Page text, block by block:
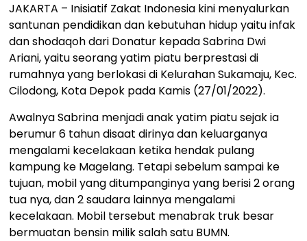
JAKARTA – Inisiatif Zakat Indonesia kini menyalurkan
santunan pendidikan dan kebutuhan hidup yaitu infak
dan shodaqoh dari Donatur kepada Sabrina Dwi
Ariani, yaitu seorang yatim piatu berprestasi di
rumahnya yang berlokasi di Kelurahan Sukamaju, Kec.
Cilodong, Kota Depok pada Kamis (27/01/2022).
Awalnya Sabrina menjadi anak yatim piatu sejak ia
berumur 6 tahun disaat dirinya dan keluarganya
mengalami kecelakaan ketika hendak pulang
kampung ke Magelang. Tetapi sebelum sampai ke
tujuan, mobil yang ditumpanginya yang berisi 2 orang
tua nya, dan 2 saudara lainnya mengalami
kecelakaan. Mobil tersebut menabrak truk besar
bermuatan bensin milik salah satu BUMN.